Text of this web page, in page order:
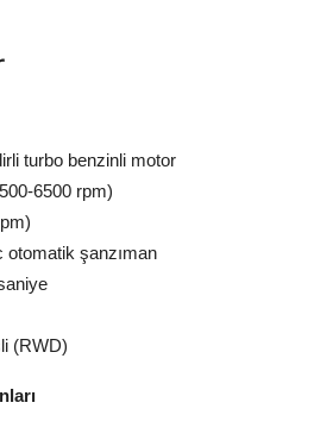
turbo benzinli motor
6500 rpm)
otomatik şanzıman
(RWD)